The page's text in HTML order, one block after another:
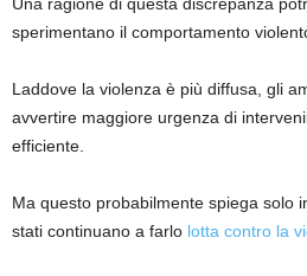
Una ragione di questa discrepanza
sperimentano il comportamento
Laddove la violenza è più diffusa, gli
avvertire maggiore urgenza di
efficiente.
Ma questo probabilmente spiega solo
stati continuano a farlo lotta contro la